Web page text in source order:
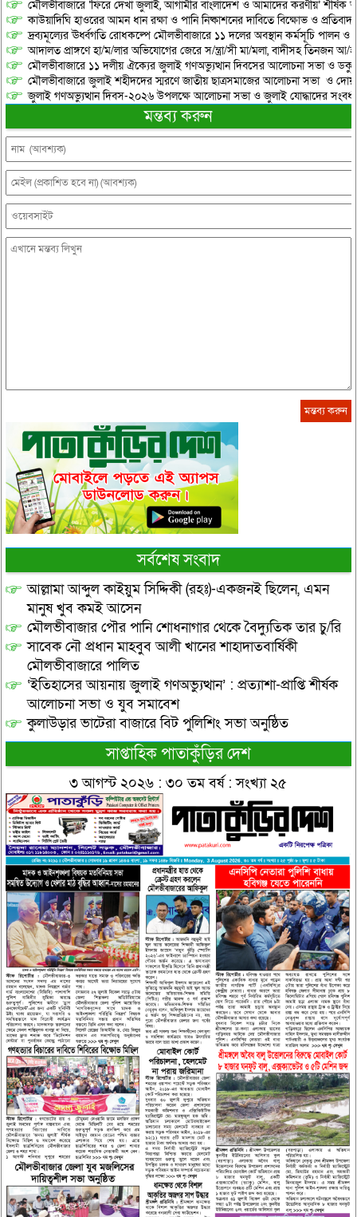
মৌলভীবাজারে ‘ফিরে দেখা জুলাই, আগামীর বাংলাদেশ ও আমাদের করণীয়’ শীর্ষক
কাউয়াদিঘি হাওরের আমন ধান রক্ষা ও পানি নিষ্কাশনের দাবিতে বিক্ষোভ ও
দ্রব্যমূল্যের ঊর্ধ্বগতি রোধকল্পে মৌলভীবাজারে ১১ দলের অবস্থান কর্মসূচি পালন ও
আদালত প্রাঙ্গণে হা/ম/লার অভিযোগের জেরে স/ন্ত্রা/সী মা/মলা, বাদীসহ তিনজন আ/
মৌলভীবাজারে ১১ দলীয় ঐক্যের জুলাই গণঅভ্যুত্থান দিবসের আলোচনা সভা ও
মৌলভীবাজারে জুলাই শহীদদের স্মরণে জাতীয় ছাত্রসমাজের আলোচনা সভা ও
জুলাই গণঅভ্যুত্থান দিবস-২০২৬ উপলক্ষে আলোচনা সভা ও জুলাই যোদ্ধাদের
মন্তব্য করুন
সর্বশেষ সংবাদ
আল্লামা আব্দুল কাইয়ুম সিদ্দিকী (রহঃ)-একজনই ছিলেন, এমন
মানুষ খুব কমই আসেন
মৌলভীবাজার পৌর পানি শোধনাগার থেকে বৈদ্যুতিক তার চু/রি
সাবেক নৌ প্রধান মাহবুব আলী খানের শাহাদাতবার্ষিকী
মৌলভীবাজারে পালিত
‘ইতিহাসের আয়নায় জুলাই গণঅভ্যুত্থান’ : প্রত্যাশা-প্রাপ্তি শীর্ষক
আলোচনা সভা ও যুব সমাবেশ
কুলাউড়ার ভাটেরা বাজারে বিট পুলিশিং সভা অনুষ্ঠিত
সাপ্তাহিক পাতাকুঁড়ির দেশ
৩ আগস্ট ২০২৬ : ৩০ তম বর্ষ : সংখ্যা ২৫